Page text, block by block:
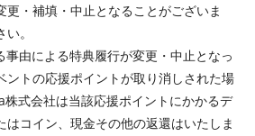
更・補填・中止となることがございま
。
事由による特典履行が変更・中止となっ
ントの応援ポイントが取り消しされた場
式会社は当該応援ポイントにかかるデ
はコイン、現金その他の返還はいたしま